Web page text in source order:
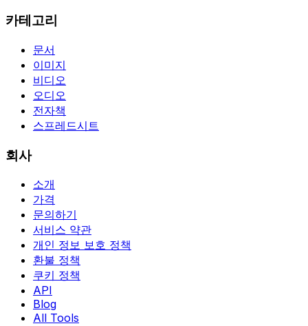
카테고리
문서
이미지
비디오
오디오
전자책
스프레드시트
회사
소개
가격
문의하기
서비스 약관
개인 정보 보호 정책
환불 정책
쿠키 정책
API
Blog
All Tools